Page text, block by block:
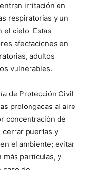
irritación en
respiratorias y un
el cielo. Estas
afectaciones en
adultos
vulnerables.
de Protección Civil
prolongadas al aire
concentración de
cerrar puertas y
el ambiente; evitar
más partículas, y